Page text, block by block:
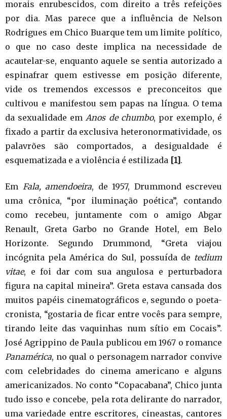
morais enrubescidos, com direito a três refeições
por dia. Mas parece que a influência de Nelson
Rodrigues em Chico Buarque tem um limite político,
o que no caso deste implica na necessidade de
acautelar-se, enquanto aquele se sentia autorizado a
espinafrar quem estivesse em posição diferente,
vide os tremendos excessos e preconceitos que
cultivou e manifestou sem papas na língua. O tema
da sexualidade em Anos de chumbo, por exemplo, é
fixado a partir da exclusiva heteronormatividade, os
palavrões são comportados, a desigualdade é
esquematizada e a violência é estilizada [1].
Em Fala, amendoeira, de 1957, Drummond escreveu
uma crônica, “por iluminação poética”, contando
como recebeu, juntamente com o amigo Abgar
Renault, Greta Garbo no Grande Hotel, em Belo
Horizonte. Segundo Drummond, “Greta viajou
incógnita pela América do Sul, possuída de tedium
vitae, e foi dar com sua angulosa e perturbadora
figura na capital mineira”. Greta estava cansada dos
muitos papéis cinematográficos e, segundo o poeta-
cronista, “gostaria de ficar entre vocês para sempre,
tirando leite das vaquinhas num sítio em Cocais”.
José Agrippino de Paula publicou em 1967 o romance
Panamérica, no qual o personagem narrador convive
com celebridades do cinema americano e alguns
americanizados. No conto “Copacabana”, Chico junta
tudo isso e concebe, pela rota delirante do narrador,
uma variedade entre escritores, cineastas, cantores